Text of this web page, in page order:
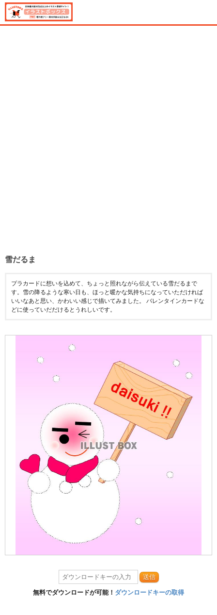
雪だるま
プラカードに想いを込めて、ちょっと照れながら伝えている雪だるまで
す。雪の降るような寒い日も、ほっと暖かな気持ちになっていただければ
いいなあと思い、かわいい感じで描いてみました。 バレンタインカードな
どに使っていだだけるとうれしいです。
送信
無料でダウンロードが可能！ ダウンロードキーの取得